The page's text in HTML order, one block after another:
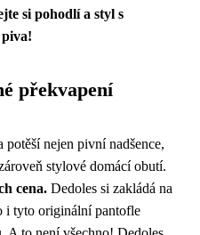
si pohodlí a styl s
překvapení
nejen pivní nadšence,
stylové domácí obutí.
cena. Dedoles si zakládá na
i tyto originální pantofle